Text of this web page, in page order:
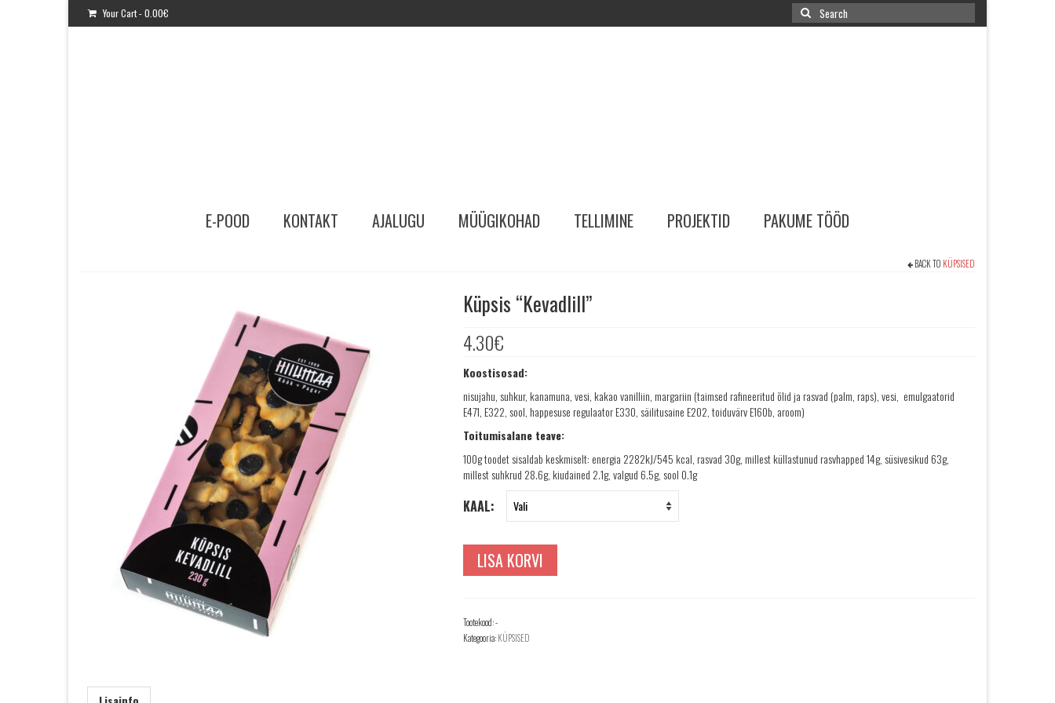
Your Cart-0.00€
Search
for:
E-POOD KONTAKT AJALUGU MÜÜGIKOHAD TELLIMINE PROJEKTID PAKUME TÖÖD
BACK TO KÜPSISED
Küpsis “Kevadlill”
4.30€
Koostisosad:
nisujahu, suhkur, kanamuna, vesi, kakao vanilliin, margariin (taimsed rafineeritud õlid ja rasvad (palm, raps), vesi, emulgaatorid
E471, E322, sool, happesuse regulaator E330, säilitusaine E202, toiduvärv E160b, aroom)
Toitumisalane teave:
100g toodet sisaldab keskmiselt: energia 2282kJ/545 kcal, rasvad 30g, millest küllastunud rasvhapped 14g, süsivesikud 63g,
millest suhkrud 28.6g, kiudained 2.1g, valgud 6.5g, sool 0.1g
KAAL:
LISA KORVI
Tootekood:-
Kategooria:KÜPSISED